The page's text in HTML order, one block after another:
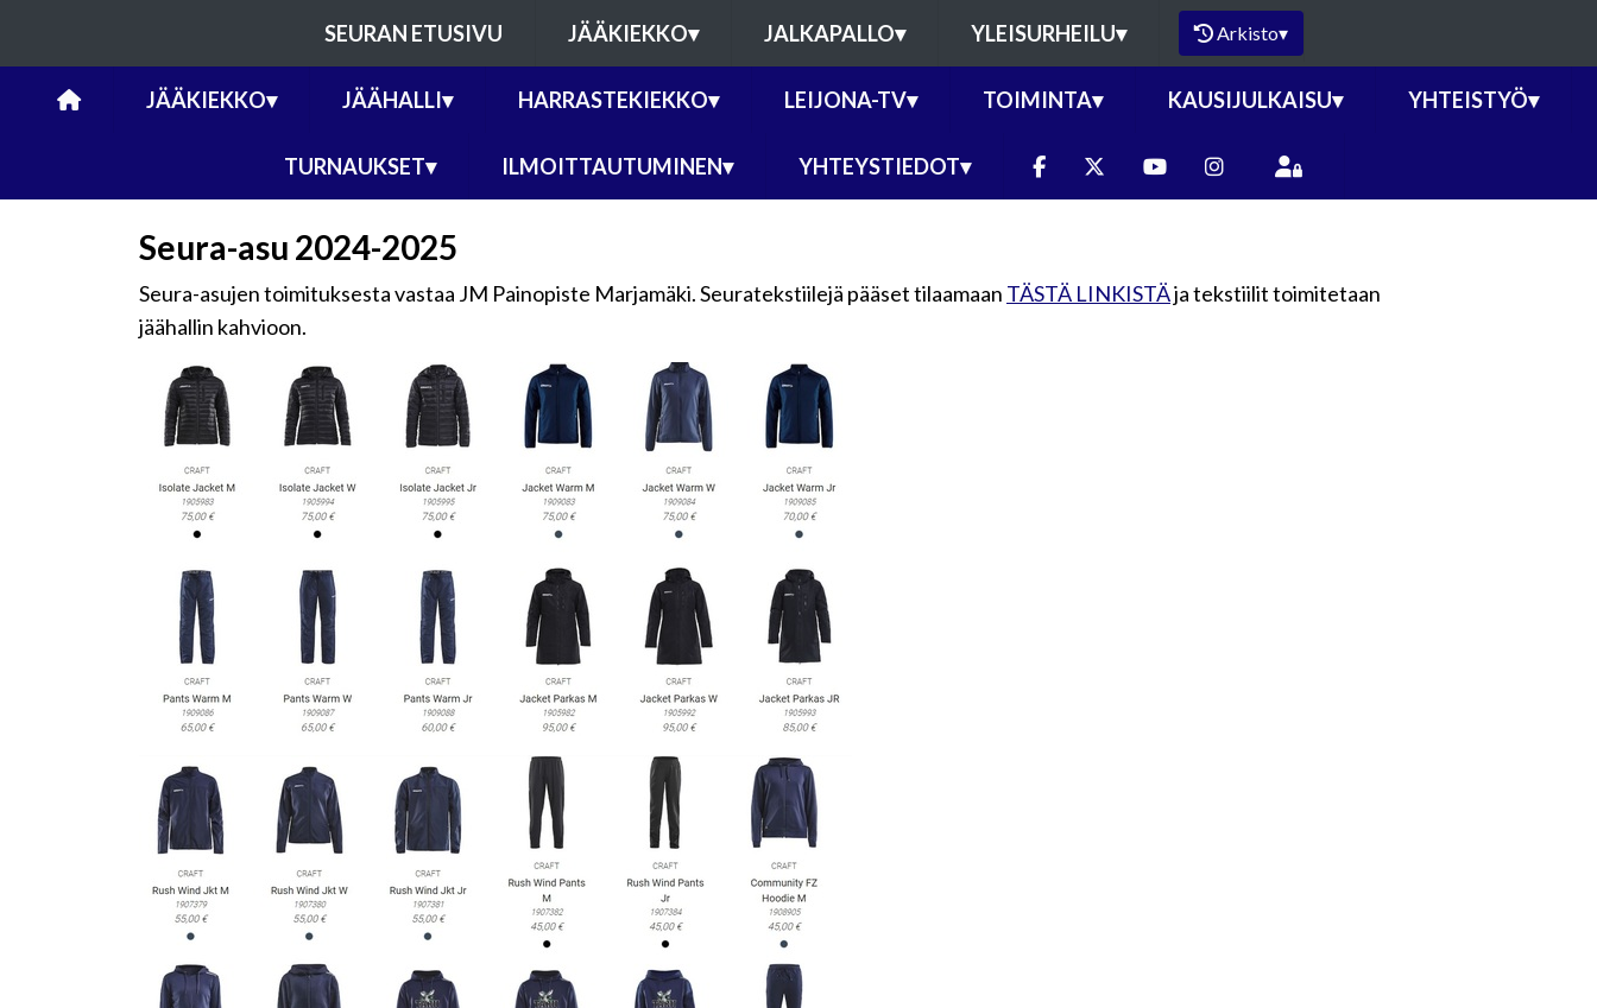
SEURAN ETUSIVU JÄÄKIEKKO▾ JALKAPALLO▾ YLEISURHEILU▾ Arkisto▾
JÄÄKIEKKO▾ JÄÄHALLI▾ HARRASTEKIEKKO▾ LEIJONA-TV▾ TOIMINTA▾ KAUSIJULKAISU▾ YHTEISTYÖ▾
TURNAUKSET▾ ILMOITTAUTUMINEN▾ YHTEYSTIEDOT▾
Seura-asu 2024-2025
Seura-asujen toimituksesta vastaa JM Painopiste Marjamäki. Seuratekstiilejä pääset tilaamaan TÄSTÄ LINKISTÄja tekstiilit toimitetaan
jäähallin kahvioon.